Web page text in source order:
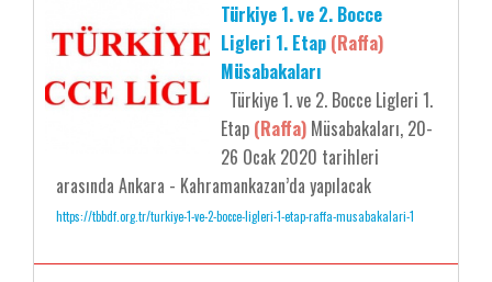
Türkiye 1. ve 2. Bocce
Ligleri 1. Etap (Raffa)
Müsabakaları
Türkiye 1. ve 2. Bocce Ligleri 1.
Etap (Raffa) Müsabakaları, 20-
26 Ocak 2020 tarihleri
arasında Ankara - Kahramankazan’da yapılacak
https://tbbdf.org.tr/turkiye-1-ve-2-bocce-ligleri-1-etap-raffa-musabakalari-1